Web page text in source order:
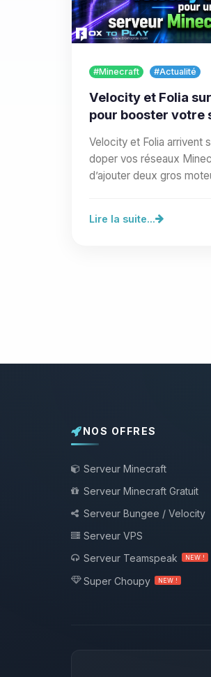
#Minecraft #Actualité
Velocity et Folia
pour booster votre
Velocity et Folia arrivent
doper vos réseaux
d’ajouter deux gros
Lire la suite...
NOS OFFRES
Serveur Minecraft
Serveur Minecraft Gratuit
Serveur Bungee / Velocity
Serveur VPS
Serveur Teamspeak
NEW !
Super Choupy NEW !